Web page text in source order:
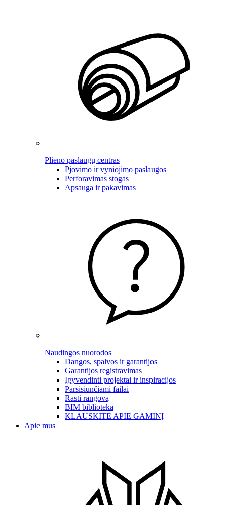
Plieno paslaugų centras
Pjovimo ir vyniojimo paslaugos
Perforavimas stogas
Apsauga ir pakavimas
Naudingos nuorodos
Dangos, spalvos ir garantijos
Garantijos registravimas
Įgyvendinti projektai ir inspiracijos
Parsisiunčiami failai
Rasti rangovą
BIM biblioteka
KLAUSKITE APIE GAMINĮ
Apie mus